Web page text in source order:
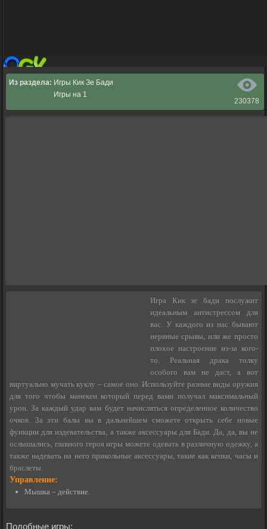
230378
Из раздела: Игры Кик Зе Бади
Игры на 1
Игра Кик зе бади послужит
идеальным антистрессом для
вас. У каждого из нас бывают
нервные срывы, или же просто
плохое настроение из-за кого-
то. Реальная драка толку
особого вам не даст, а вот
виртуально мучать куклу – самое оно. Используйте разные виды оружия
для того чтобы манекен который перед вами получал максимальный
урон. За каждый удар вам будет начисляться определенное количество
очков. За эти балы вы в дальнейшем сможете открыть себе новые
функции для издевательства, а также аксессуары для Бади. Да, да, вы не
ослышались, главного героя игры можете одевать в различную одежку, а
также надевать на него прикольные аксессуары, такие как кепки, часы и
браслеты.
Управление:
Мышка – действие.
Подобные игры: